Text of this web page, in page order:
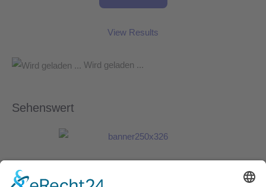
View Results
Wird geladen ...
Sehenswert